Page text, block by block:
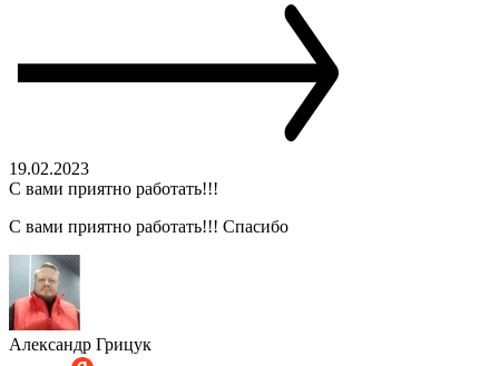
19.02.2023
С вами приятно работать!!!
С вами приятно работать!!! Спасибо
Александр Грицук